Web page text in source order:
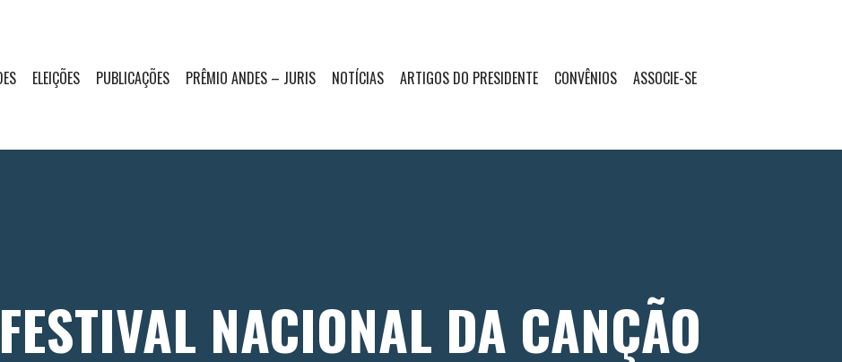
ELEIÇÕES PUBLICAÇÕES PRÊMIO ANDES – JURIS NOTÍCIAS ARTIGOS DO PRESIDENTE CONVÊNIOS ASSOCIE-SE
NACIONAL DA CANÇÃO